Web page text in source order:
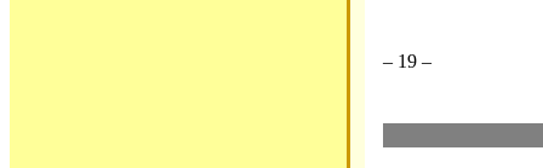
– 19 –